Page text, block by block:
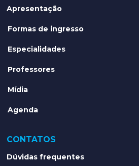
Apresentação
Formas de ingresso
Especialidades
Professores
Mídia
Agenda
CONTATOS
Dúvidas frequentes